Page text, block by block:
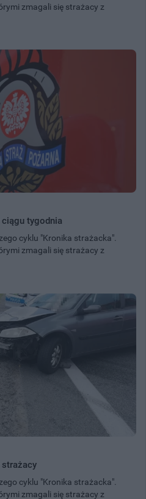
zmagali się strażacy z
tygodnia
cyklu "Kronika strażacka".
zmagali się strażacy z
cyklu "Kronika strażacka".
zmagali się strażacy z